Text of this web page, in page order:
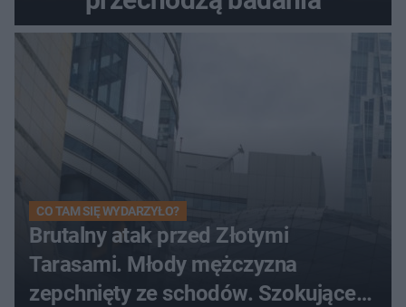
CO TAM SIĘ WYDARZYŁO?
Brutalny atak przed Złotymi
Tarasami. Młody mężczyzna
zepchnięty ze schodów. Szokujące